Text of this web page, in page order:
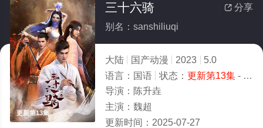
更新第13集
 分享
三十六骑
别名：sanshiliuqi
大陆 国产动漫 2023
5.0
语言： 国语 状态： 更新第13集- 免费在线观看
导演： 陈升垚
主演： 魏超
更新时间： 2025-07-27